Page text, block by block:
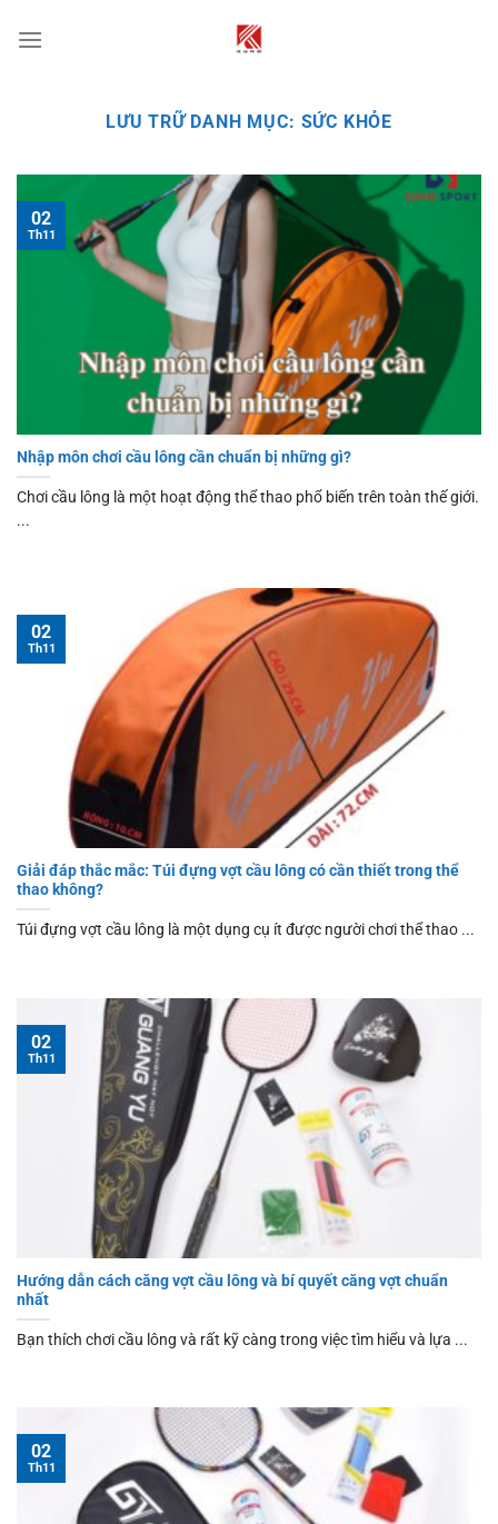
đến
LƯU TRỮ DANH MỤC: SỨC KHỎE
Nhập môn chơi cầu lông cần chuẩn bị những gì?
Chơi cầu lông là một hoạt động thể thao phổ biến trên toàn thế giới.
...
02
Th11
Giải đáp thắc mắc: Túi đựng vợt cầu lông có cần thiết trong thể
thao không?
Túi đựng vợt cầu lông là một dụng cụ ít được người chơi thể thao ...
02
Th11
Hướng dẫn cách căng vợt cầu lông và bí quyết căng vợt chuẩn
nhất
Bạn thích chơi cầu lông và rất kỹ càng trong việc tìm hiểu và lựa ...
02
Th11
02
Th11